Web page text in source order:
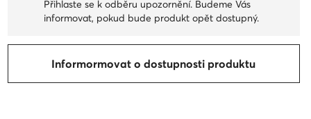
Přihlaste se k odběru upozornění. Budeme Vás
informovat, pokud bude produkt opět dostupný.
Informormovat o dostupnosti produktu